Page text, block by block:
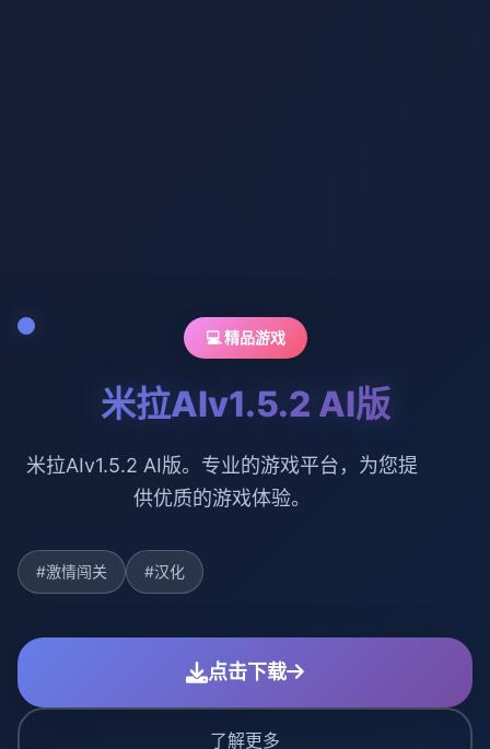
💻 精品游戏
米拉AIv1.5.2 AI版
米拉AIv1.5.2 AI版。专业的游戏平台，为您提
供优质的游戏体验。
#激情闯关 #汉化
点击下载
了解更多